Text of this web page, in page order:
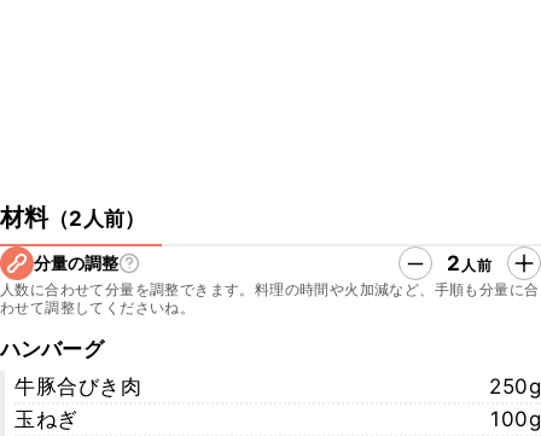
材料（2人前）
分量の調整 2 人前
人数に合わせて分量を調整できます。料理の時間や火加減など、手順も分量に合
わせて調整してくださいね。
ハンバーグ
牛豚合びき肉
250g
玉ねぎ
100g